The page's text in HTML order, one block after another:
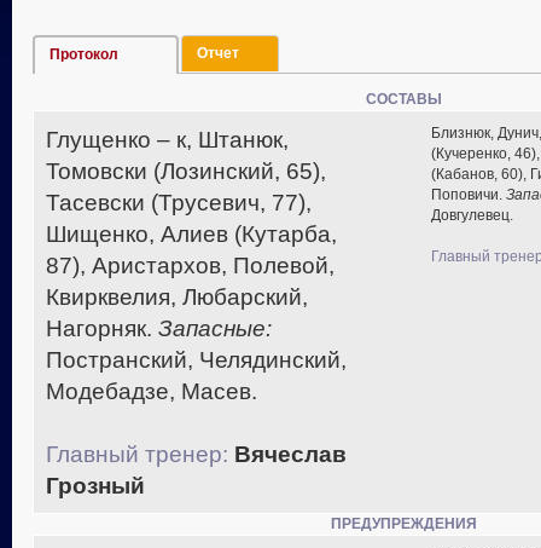
Протокол Отчет
СОСТАВЫ
Глущенко – к, Штанюк,
Томовски (Лозинский, 65),
Тасевски (Трусевич, 77),
Шищенко, Алиев (Кутарба,
87), Аристархов, Полевой,
Квирквелия, Любарский,
Нагорняк. Запасные:
Постранский, Челядинский,
Модебадзе, Масев.
Главный тренер: Вячеслав
Грозный
Близнюк,
(Кучеренко,
(Кабанов, 60),
Поповичи.
Довгулевец.
Главный
ПРЕДУПРЕЖДЕНИЯ